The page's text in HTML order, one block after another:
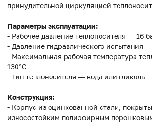
принудительной циркуляцией
Параметры эксплуатации:
- Рабочее давление теплоносителя — 16
- Давление гидравлического испытания
- Максимальная рабочая температура
130°С
- Тип теплоносителя — вода или гликоль
Конструкция:
- Корпус из оцинкованной стали,
износостойким полиэфирным